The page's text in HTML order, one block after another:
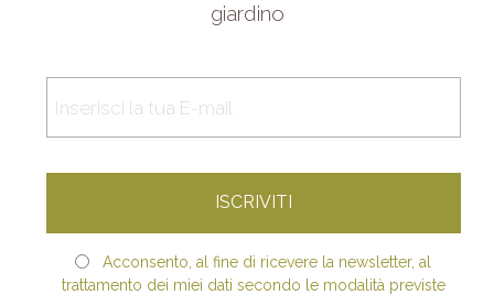
giardino
Acconsento, al fine di ricevere la newsletter, al
trattamento dei miei dati secondo le modalità previste